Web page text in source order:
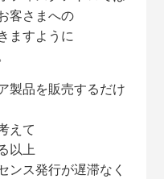
客さまへの
ますように
製品を販売するだけ
えて
以上
ンス発行が遅滞なく